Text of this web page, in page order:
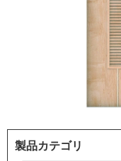
製品カテゴリ